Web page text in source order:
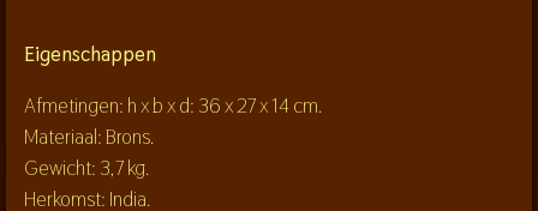
Eigenschappen
Afmetingen: h x b x d: 36 x 27 x 14 cm.
Materiaal: Brons.
Gewicht: 3,7 kg.
Herkomst: India.